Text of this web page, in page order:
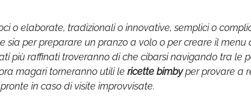
o elaborate, tradizionali o innovative, semplici o
sia per preparare un pranzo a volo o per creare il menu
più raffinati troveranno di che cibarsi navigando tra
magari torneranno utili le ricette bimbyper provare a
in caso di visite improvvisate.